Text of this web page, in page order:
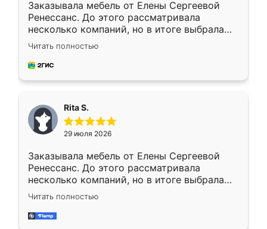
Заказывала мебель от Елены Сергеевой
Ренессанс. До этого рассматривала
несколько компаний, но в итоге выбрала
эту. Сначала обговорили условия, потом
приехал замерщик, всё спокойно объяснил
и снял размеры. Изготовили в срок, с
каких-либо доработок. Качеством осталась
довольна, все выглядит так, как и ожидала.
Читать полностью
Rita S.
29 июля 2026
Заказывала мебель от Елены Сергеевой
Ренессанс. До этого рассматривала
несколько компаний, но в итоге выбрала
эту. Сначала обговорили условия, потом
приехал замерщик, всё спокойно объяснил
и снял размеры. Изготовили в срок, с
Читать полностью